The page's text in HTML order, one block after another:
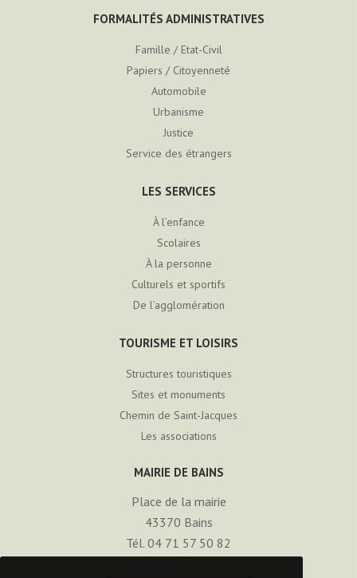
FORMALITÉS ADMINISTRATIVES
Famille / Etat-Civil
Papiers / Citoyenneté
Automobile
Urbanisme
Justice
Service des étrangers
LES SERVICES
À l’enfance
Scolaires
À la personne
Culturels et sportifs
De l’agglomération
TOURISME ET LOISIRS
Structures touristiques
Sites et monuments
Chemin de Saint-Jacques
Les associations
MAIRIE DE BAINS
Place de la mairie
43370 Bains
Tél. 04 71 57 50 82